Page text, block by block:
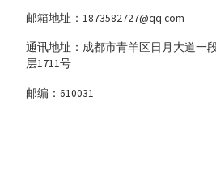
邮箱地址：1873582727@qq.com
通讯地址：成都市青羊区日月大道一
层1711号
邮编：610031